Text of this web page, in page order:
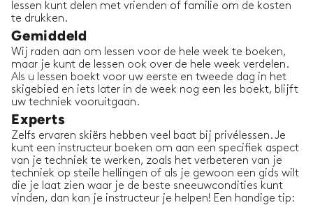
lessen kunt delen met vrienden of familie om de kosten
te drukken.
Gemiddeld
Wij raden aan om lessen voor de hele week te boeken,
maar je kunt de lessen ook over de hele week verdelen.
Als u lessen boekt voor uw eerste en tweede dag in het
skigebied en iets later in de week nog een les boekt, blijft
uw techniek vooruitgaan.
Experts
Zelfs ervaren skiërs hebben veel baat bij privélessen. Je
kunt een instructeur boeken om aan een specifiek aspect
van je techniek te werken, zoals het verbeteren van je
techniek op steile hellingen of als je gewoon een gids wilt
die je laat zien waar je de beste sneeuwcondities kunt
vinden, dan kan je instructeur je helpen! Een handige tip: